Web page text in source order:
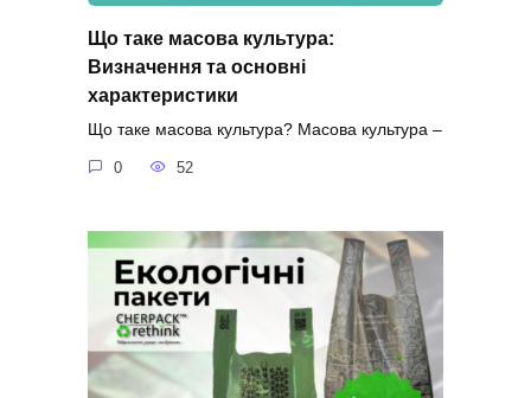
Що таке масова культура:
Визначення та основні
характеристики
Що таке масова культура? Масова культура –
0 52